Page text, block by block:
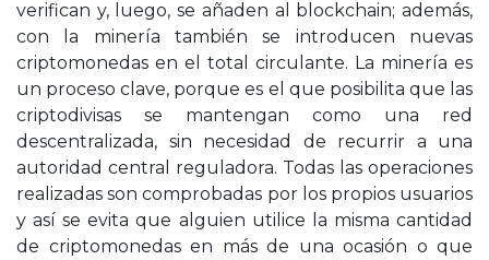
verifican y, luego, se añaden al blockchain; además,
con la minería también se introducen nuevas
criptomonedas en el total circulante. La minería es
un proceso clave, porque es el que posibilita que las
criptodivisas se mantengan como una red
descentralizada, sin necesidad de recurrir a una
autoridad central reguladora. Todas las operaciones
realizadas son comprobadas por los propios usuarios
y así se evita que alguien utilice la misma cantidad
de criptomonedas en más de una ocasión o que